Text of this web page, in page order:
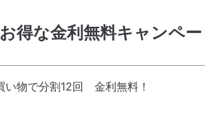
得な金利無料キャンペー
い物で分割12回 金利無料！